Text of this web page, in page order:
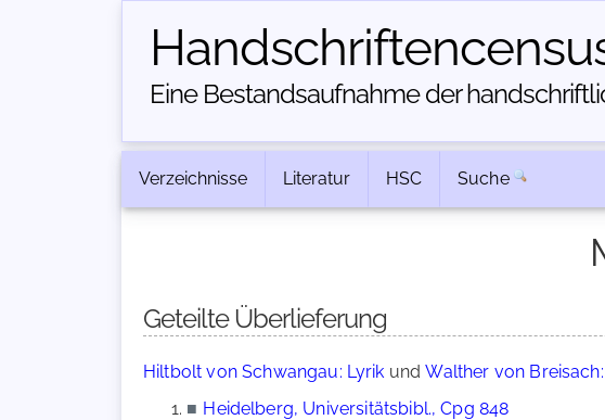
Eine Bestandsaufnahme der
Verzeichnisse Literatur HSC Suche
Geteilte Überlieferung
Hiltbolt von Schwangau: Lyrik undWalther von
■ Heidelberg, Universitätsbibl., Cpg 848